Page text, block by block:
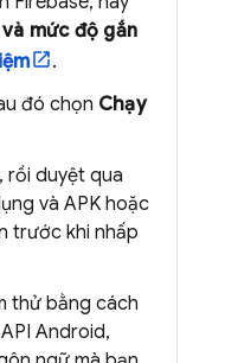
mức độ gắn
.
đó chọn Chạy
, rồi duyệt qua
và APK hoặc
trước khi nhấp
thử bằng cách
Android,